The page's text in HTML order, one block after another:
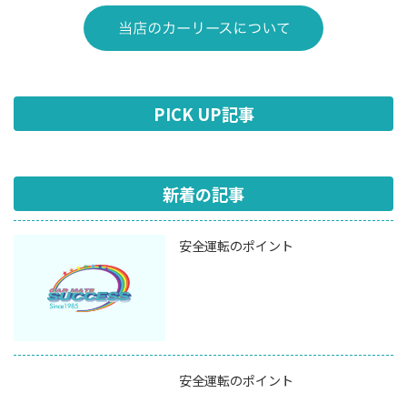
PICK UP記事
新着の記事
安全運転のポイント
安全運転のポイント